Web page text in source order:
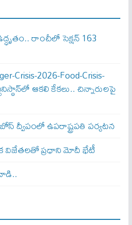
రాంచీలో సెక్షన్‌ 163
Crisis-2026-Food-Crisis-
ఆకలి కేకలు.. చిన్నారులపై
ద్వీపంలో ఉపరాష్ట్రపతి పర్యటన
విజేతలతో ప్రధాని మోదీ భేటీ